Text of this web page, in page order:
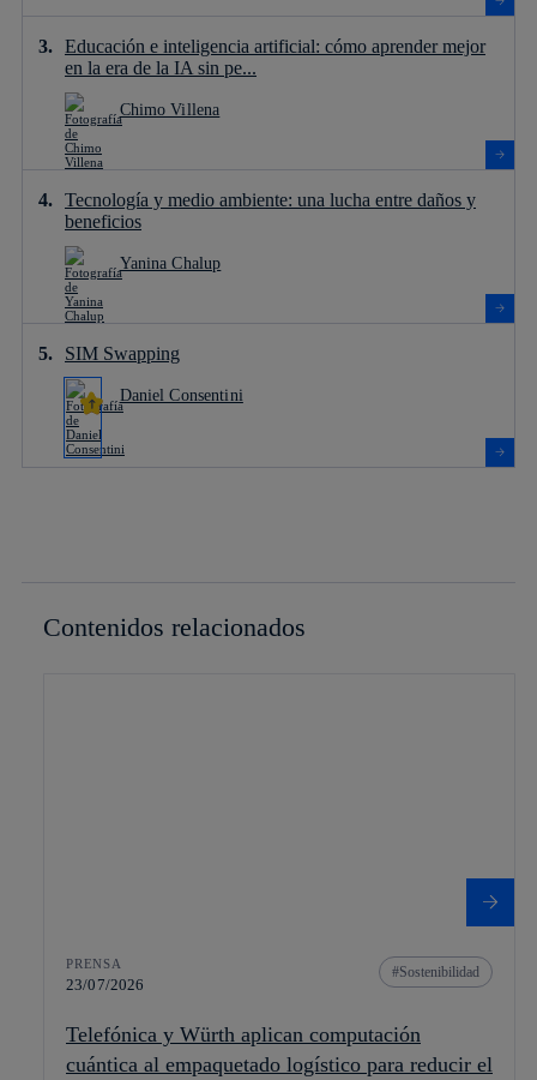
Educación e inteligencia artificial: cómo aprender mejor
en la era de la IA sin pe...
Chimo Villena
Tecnología y medio ambiente: una lucha entre daños y
beneficios
Yanina Chalup
SIM Swapping
Daniel Consentini
Contenidos relacionados
PRENSA
23/07/2026
Sostenibilidad
Telefónica y Würth aplican computación
cuántica al empaquetado logístico para reducir el